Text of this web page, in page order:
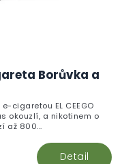
Borůvka a
Detail
cigaretou EL CEEGO
okouzlí, a nikotinem o
až 800...